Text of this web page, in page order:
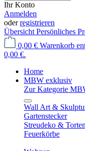
Ihr Konto
Anmelden
oderregistrieren
Übersicht Persönliches
0,00 € Warenkorb
0,00 €.
Home
MBW exklusiv
Zur Kategorie
Wall Art &
Gartenstecker
Streudeko &
Feuerkörbe